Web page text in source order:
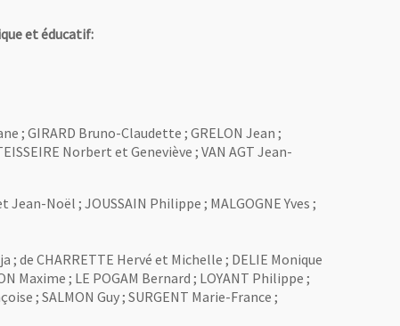
et éducatif:
; GIRARD Bruno-Claudette ; GRELON Jean ;
Norbert et Geneviève ; VAN AGT Jean-
Jean-Noël ; JOUSSAIN Philippe ; MALGOGNE Yves ;
; de CHARRETTE Hervé et Michelle ; DELIE Monique
Maxime ; LE POGAM Bernard ; LOYANT Philippe ;
; SALMON Guy ; SURGENT Marie-France ;